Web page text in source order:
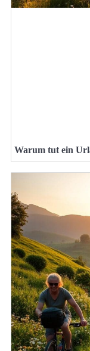
Warum tut ein